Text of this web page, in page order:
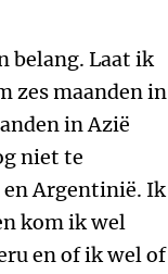
belang. Laat ik
zes maanden in
in Azië
niet te
en Argentinië. Ik
kom ik wel
en of ik wel of